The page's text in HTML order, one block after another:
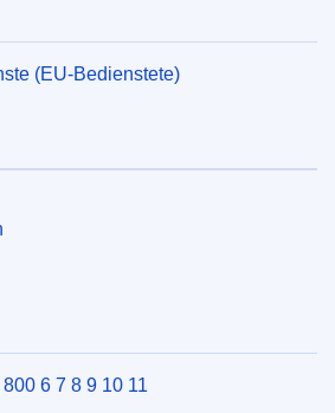
(EU-Bedienstete)
6 7 8 9 10 11